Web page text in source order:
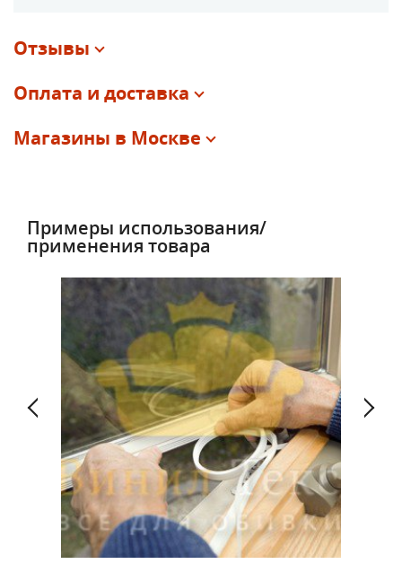
Отзывы
Оплата и доставка
Магазины в Москве
Примеры использования/
применения товара